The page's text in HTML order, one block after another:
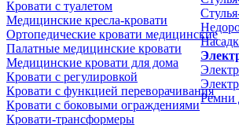
Кровати с туалетом
Медицинские крeсла-кровати
Ортопедические кровати медицинские
Палатные медицинские кровати
Медицинские кровати для дома
Кровати с регулировкой
Кровати с функцией переворачивания
Кровати с боковыми ограждениями
Кровати-трансформеры
Ремни